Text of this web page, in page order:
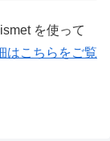
を使って
はこちらをご覧